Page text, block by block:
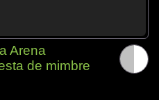
Arena
de mimbre